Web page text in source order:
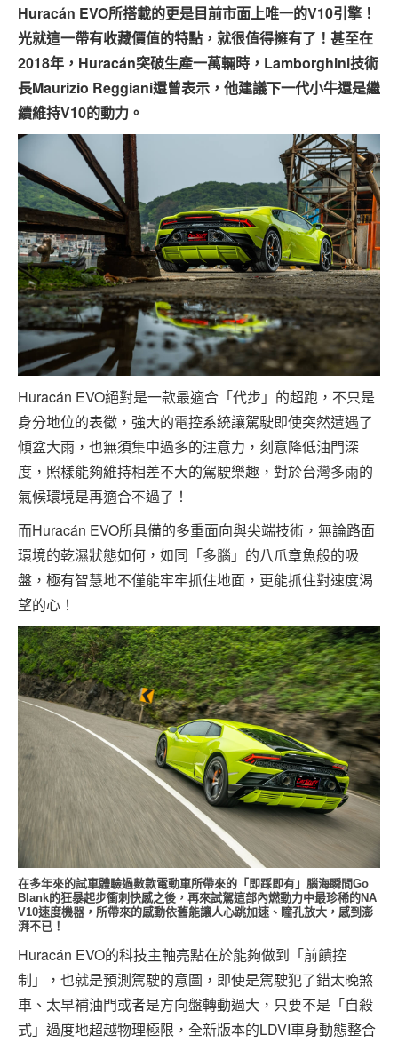
Huracán EVO所搭載的更是目前市面上唯一的V10引擎！
光就這一帶有收藏價值的特點，就很值得擁有了！甚至在
2018年，Huracán突破生產一萬輛時，Lamborghini技術
長Maurizio Reggiani還曾表示，他建議下一代小牛還是繼
續維持V10的動力。
Huracán EVO絕對是一款最適合「代步」的超跑，不只是
身分地位的表徵，強大的電控系統讓駕駛即使突然遭遇了
傾盆大雨，也無須集中過多的注意力，刻意降低油門深
度，照樣能夠維持相差不大的駕駛樂趣，對於台灣多雨的
氣候環境是再適合不過了！
而Huracán EVO所具備的多重面向與尖端技術，無論路面
環境的乾濕狀態如何，如同「多腦」的八爪章魚般的吸
盤，極有智慧地不僅能牢牢抓住地面，更能抓住對速度渴
望的心！
在多年來的試車體驗過數款電動車所帶來的「即踩即有」腦海瞬間Go
Blank的狂暴起步衝刺快感之後，再來試駕這部內燃動力中最珍稀的NA
V10速度機器，所帶來的感動依舊能讓人心跳加速、瞳孔放大，感到澎
湃不已！
Huracán EVO的科技主軸亮點在於能夠做到「前饋控
制」，也就是預測駕駛的意圖，即使是駕駛犯了錯太晚煞
車、太早補油門或者是方向盤轉動過大，只要不是「自殺
式」過度地超越物理極限，全新版本的LDVI車身動態整合